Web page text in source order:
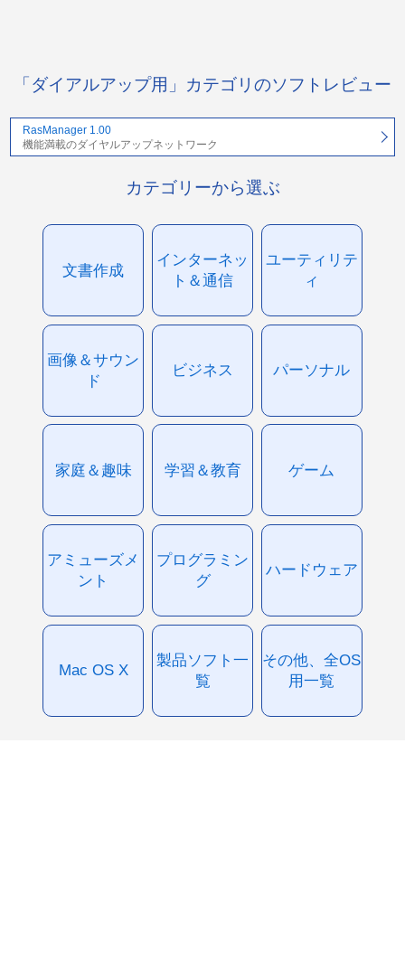
「ダイアルアップ用」カテゴリのソフトレビュー
RasManager 1.00
機能満載のダイヤルアップネットワーク
カテゴリーから選ぶ
文書作成
インターネッ
ト＆通信
ユーティリテ
ィ
画像＆サウン
ド
ビジネス パーソナル
家庭＆趣味 学習＆教育 ゲーム
アミューズメ
ント
プログラミン
グ
ハードウェア
Mac OS X
製品ソフト一
覧
その他、全OS
用一覧